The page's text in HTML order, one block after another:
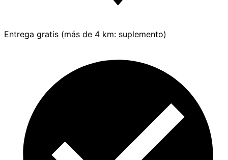
Entrega gratis (más de 4 km: suplemento)